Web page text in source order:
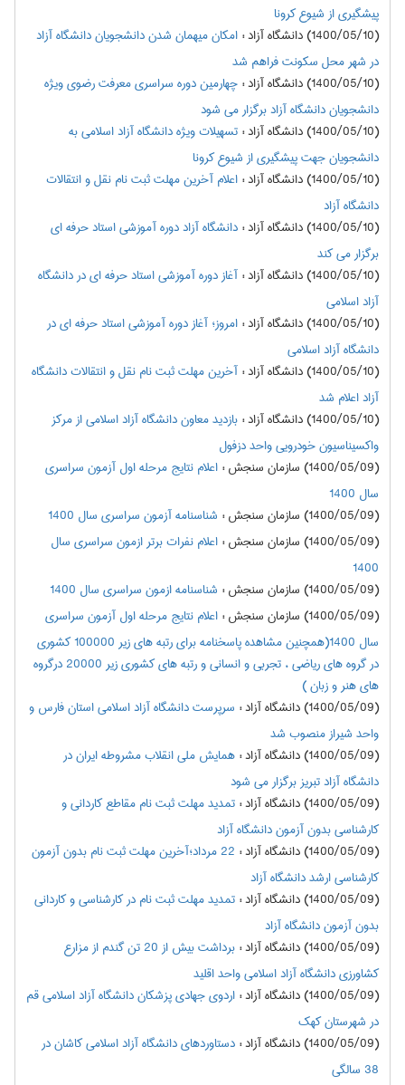
پیشگیری از شیوع کرونا
(1400/05/10) دانشگاه آزاد
:امکان میهمان شدن دانشجویان دانشگاه آزاد
در شهر محل سکونت فراهم شد
(1400/05/10) دانشگاه آزاد
:چهارمین دوره سراسری معرفت رضوی ویژه
دانشجویان دانشگاه آزاد برگزار می شود
(1400/05/10) دانشگاه آزاد
:تسهیلات ویژه دانشگاه آزاد اسلامی به
دانشجویان جهت پیشگیری از شیوع کرونا
(1400/05/10) دانشگاه آزاد
:اعلام آخرین مهلت ثبت نام نقل و انتقالات
دانشگاه آزاد
(1400/05/10) دانشگاه آزاد
:دانشگاه آزاد دوره آموزشی استاد حرفه ای
برگزار می کند
(1400/05/10) دانشگاه آزاد
:آغاز دوره آموزشی استاد حرفه ای در دانشگاه
آزاد اسلامی
(1400/05/10) دانشگاه آزاد
:امروز؛ آغاز دوره آموزشی استاد حرفه ای در
دانشگاه آزاد اسلامی
(1400/05/10) دانشگاه آزاد
:آخرین مهلت ثبت نام نقل و انتقالات دانشگاه
آزاد اعلام شد
(1400/05/10) دانشگاه آزاد
:بازدید معاون دانشگاه آزاد اسلامی از مرکز
واکسیناسیون خودرویی واحد دزفول
(1400/05/09) سازمان سنجش
:اعلام نتايج مرحله اول آزمون سراسري
سال 1400
(1400/05/09) سازمان سنجش
: شناسنامه آزمون سراسری سال 1400
(1400/05/09) سازمان سنجش
:اعلام نفرات برتر ازمون سراسري سال
1400
(1400/05/09) سازمان سنجش
: شناسنامه ازمون سراسري سال 1400
(1400/05/09) سازمان سنجش
:اعلام نتايج مرحله اول آزمون سراسري
سال 1400(همچنین مشاهده پاسخنامه برای رتبه های زیر 100000 کشوری
در گروه های ریاضی ، تجربی و انسانی و رتبه های کشوری زیر 20000 درگروه
های هنر و زبان )
(1400/05/09) دانشگاه آزاد
: سرپرست دانشگاه آزاد اسلامی استان فارس و
واحد شیراز منصوب شد
(1400/05/09) دانشگاه آزاد
:همایش ملی انقلاب مشروطه ایران در
دانشگاه آزاد تبریز برگزار می شود
(1400/05/09) دانشگاه آزاد
:تمدید مهلت ثبت نام مقاطع کاردانی و
کارشناسی بدون آزمون دانشگاه آزاد
(1400/05/09) دانشگاه آزاد
:
22 مرداد؛آخرین مهلت ثبت نام بدون آزمون
کارشناسی ارشد دانشگاه آزاد
(1400/05/09) دانشگاه آزاد
:تمدید مهلت ثبت نام در کارشناسی و کاردانی
بدون آزمون دانشگاه آزاد
(1400/05/09) دانشگاه آزاد
:
برداشت بیش از 20 تن گندم از مزارع
کشاورزی دانشگاه آزاد اسلامی واحد اقلید
(1400/05/09) دانشگاه آزاد
:اردوی جهادی پزشکان دانشگاه آزاد اسلامی قم
در شهرستان کهک
(1400/05/09) دانشگاه آزاد
:دستاوردهای دانشگاه آزاد اسلامی کاشان در
38 سالگی